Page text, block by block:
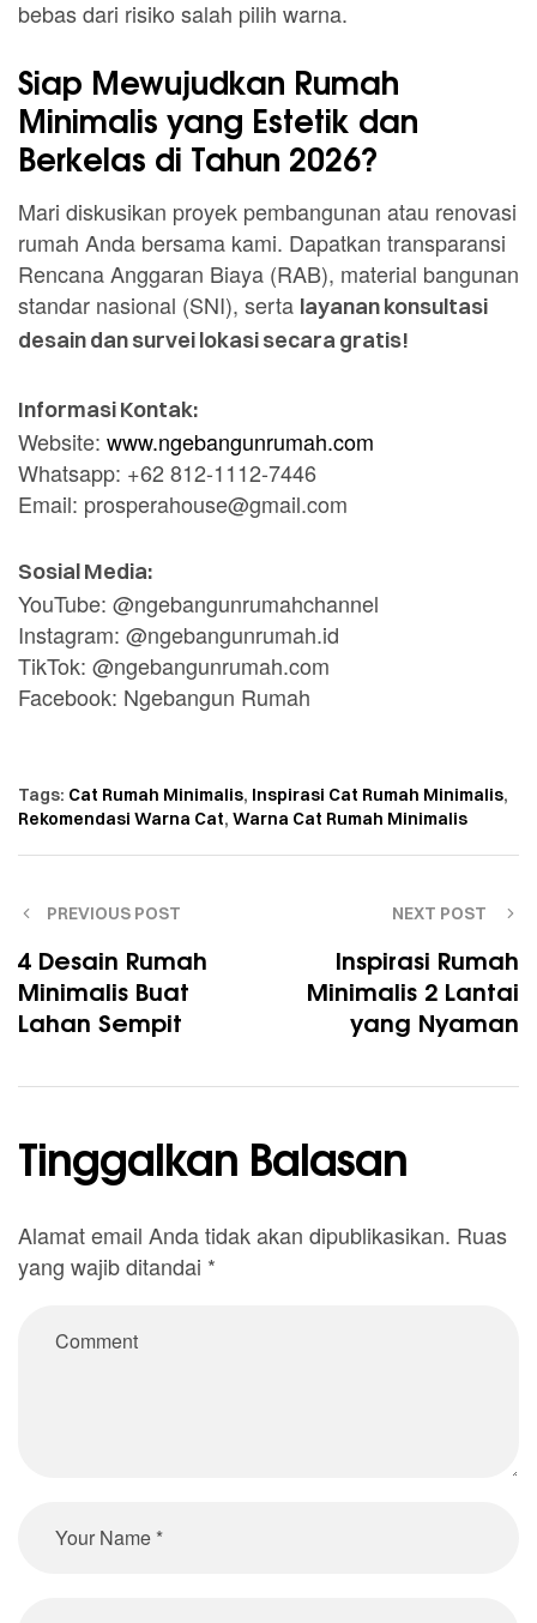
bebas dari risiko salah pilih warna.
Siap Mewujudkan Rumah
Minimalis yang Estetik dan
Berkelas di Tahun 2026?
Mari diskusikan proyek pembangunan atau renovasi
rumah Anda bersama kami. Dapatkan transparansi
Rencana Anggaran Biaya (RAB), material bangunan
standar nasional (SNI), serta layanan konsultasi
desain dan survei lokasi secara gratis!
Informasi Kontak:
Website: www.ngebangunrumah.com
Whatsapp: +62 812-1112-7446
Email: prosperahouse@gmail.com
Sosial Media:
YouTube: @ngebangunrumahchannel
Instagram: @ngebangunrumah.id
TikTok: @ngebangunrumah.com
Facebook: Ngebangun Rumah
Tags: Cat Rumah Minimalis, Inspirasi Cat Rumah Minimalis,
Rekomendasi Warna Cat, Warna Cat Rumah Minimalis
PREVIOUS POST
4 Desain Rumah
Minimalis Buat
Lahan Sempit
NEXT POST
Inspirasi Rumah
Minimalis 2 Lantai
yang Nyaman
Tinggalkan Balasan
Alamat email Anda tidak akan dipublikasikan. Ruas
yang wajib ditandai *